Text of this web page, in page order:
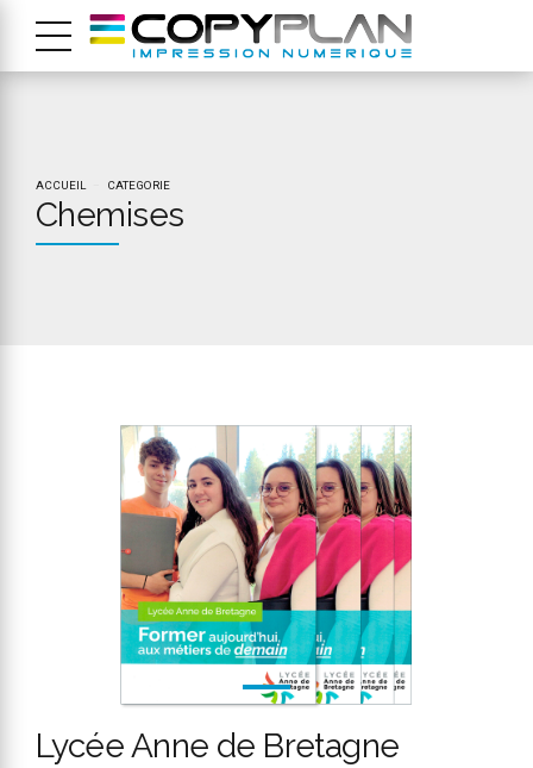
ACCUEIL CATEGORIE
Chemises
Lycée Anne de Bretagne